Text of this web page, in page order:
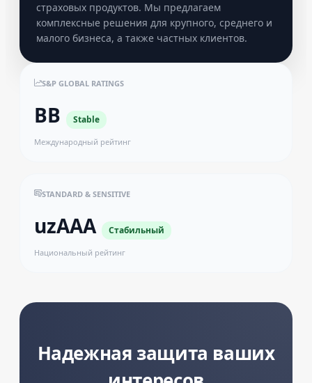
страховых продуктов. Мы предлагаем
комплексные решения для крупного, среднего и
малого бизнеса, а также частных клиентов.
S&P GLOBAL RATINGS
BB Stable
Международный рейтинг
STANDARD & SENSITIVE
uzAAA Стабильный
Национальный рейтинг
Надежная защита ваших